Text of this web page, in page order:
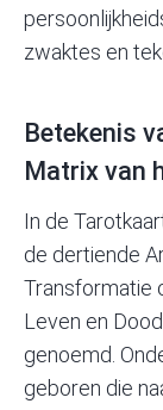
zwaktes en
Betekenis
Matrix van
In de
de dertiende
Transformatie
Leven en
genoemd.
geboren die